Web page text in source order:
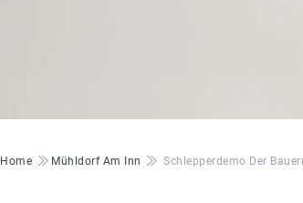
Pfadnavigation
Home Mühldorf Am Inn Schlepperdemo Der